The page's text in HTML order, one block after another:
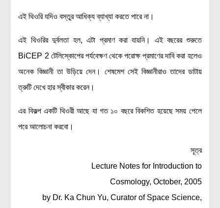
লজিক এবং ফ্যালাসি
রিভিউ (বই/মুভি/সিরিজ)
আবিষ্কারের গল্প
বিজ্ঞান নিয়ে কার্টুন
বাংলাদেশের কথা
এই থিওরি যদিও বস্তুর আধিক্য ব্যাখ্যা করতে পারে না।
এই থিওরির দুর্বলতা হল, এটা প্রমাণ করা যায়নি। এই বছরের শুরুতে
BiCEP 2 টেলিস্কোপের পর্যবেক্ষণ থেকে পরোক্ষ প্রমাণের দাবি করা হলেও
অনেক বিজ্ঞানী তা উড়িয়ে দেন। শেষমেশ সেই বিজ্ঞানীরাও তাদের ডাটায়
ত্রুটি দেখে হার স্বীকার করেন।
এর বিকল্প একটি থিওরী আছে যা গত ১০ বছরে বিকশিত হয়েছে সময় পেলে
পরে আলোচনা করবো।
সূত্র
Lecture Notes for Introduction to
Cosmology, October, 2005
by Dr. Ka Chun Yu, Curator of Space Science,